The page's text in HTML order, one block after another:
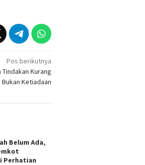
Pos berikutnya
Kurang
Ketiadaan
Belum Ada,
Perhatian